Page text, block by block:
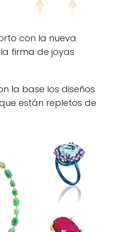
con la nueva
firma de joyas
la base los diseños
están repletos de